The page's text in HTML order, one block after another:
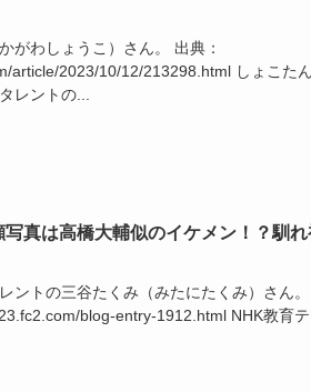
がわしょうこ）さん。 出典：
article/2023/10/12/213298.html しょこた
レントの...
真は高橋大輔似のイケメン！？馴
ントの三谷たくみ（みたにたくみ）さん。
blog-entry-1912.html NHK教育